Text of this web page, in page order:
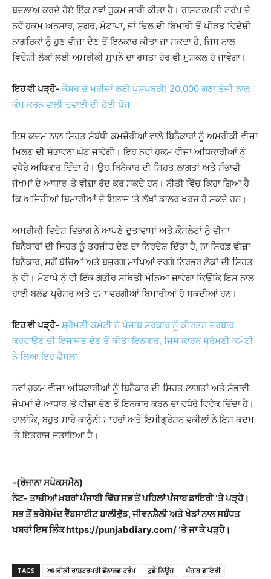
ਬਦਲਾਅ ਕਰਦੇ ਹੋਏ ਇੱਕ ਨਵਾਂ ਹੁਕਮ ਜਾਰੀ ਕੀਤਾ ਹੈ। ਰਾਸ਼ਟਰਪਤੀ ਟਰੰਪ ਦੇ
ਨਵੇਂ ਹੁਕਮ ਅਨੁਸਾਰ, ਸ਼ੂਗਰ, ਮੋਟਾਪਾ, ਜਾਂ ਦਿਲ ਦੀ ਬਿਮਾਰੀ ਤੋਂ ਪੀੜਤ ਵਿਦੇਸ਼ੀ
ਨਾਗਰਿਕਾਂ ਨੂੰ ਹੁਣ ਵੀਜ਼ਾ ਦੇਣ ਤੋਂ ਇਨਕਾਰ ਕੀਤਾ ਜਾ ਸਕਦਾ ਹੈ, ਜਿਸ ਨਾਲ
ਵਿਦੇਸ਼ੀ ਲੋਕਾਂ ਲਈ ਅਮਰੀਕੀ ਸੁਪਨੇ ਦਾ ਰਸਤਾ ਹੋਰ ਵੀ ਮੁਸ਼ਕਲ ਹੋ ਜਾਵੇਗਾ।
ਇਹ ਵੀ ਪੜ੍ਹੋ- ਕੈਂਸਰ ਦੇ ਮਰੀਜ਼ਾਂ ਲਈ ਖੁਸ਼ਖਬਰੀ! 20,000 ਗੁਣਾ ਤੇਜ਼ੀ ਨਾਲ
ਕੰਮ ਕਰਨ ਵਾਲੀ ਦਵਾਈ ਦੀ ਹੋਈ ਖੋਜ
ਇਸ ਕਦਮ ਨਾਲ ਸਿਹਤ ਸੰਬੰਧੀ ਕਮਜ਼ੋਰੀਆਂ ਵਾਲੇ ਬਿਨੈਕਾਰਾਂ ਨੂੰ ਅਮਰੀਕੀ ਵੀਜ਼ਾ
ਮਿਲਣ ਦੀ ਸੰਭਾਵਨਾ ਘੱਟ ਜਾਵੇਗੀ। ਇਹ ਨਵਾਂ ਹੁਕਮ ਵੀਜ਼ਾ ਅਧਿਕਾਰੀਆਂ ਨੂੰ
ਵਧੇਰੇ ਅਧਿਕਾਰ ਦਿੰਦਾ ਹੈ। ਉਹ ਬਿਨੈਕਾਰ ਦੀ ਸਿਹਤ ਲਾਗਤਾਂ ਅਤੇ ਸੰਭਾਵੀ
ਜੋਖਮਾਂ ਦੇ ਆਧਾਰ ‘ਤੇ ਵੀਜ਼ਾ ਰੱਦ ਕਰ ਸਕਦੇ ਹਨ। ਨੀਤੀ ਵਿੱਚ ਕਿਹਾ ਗਿਆ ਹੈ
ਕਿ ਅਜਿਹੀਆਂ ਬਿਮਾਰੀਆਂ ਦੇ ਇਲਾਜ ‘ਤੇ ਲੱਖਾਂ ਡਾਲਰ ਖਰਚ ਹੋ ਸਕਦੇ ਹਨ।
ਅਮਰੀਕੀ ਵਿਦੇਸ਼ ਵਿਭਾਗ ਨੇ ਆਪਣੇ ਦੂਤਾਵਾਸਾਂ ਅਤੇ ਕੌਂਸਲੇਟਾਂ ਨੂੰ ਵੀਜ਼ਾ
ਬਿਨੈਕਾਰਾਂ ਦੀ ਸਿਹਤ ਨੂੰ ਤਰਜੀਹ ਦੇਣ ਦਾ ਨਿਰਦੇਸ਼ ਦਿੱਤਾ ਹੈ, ਨਾ ਸਿਰਫ਼ ਵੀਜ਼ਾ
ਬਿਨੈਕਾਰ, ਸਗੋਂ ਬੱਚਿਆਂ ਅਤੇ ਬਜ਼ੁਰਗ ਮਾਪਿਆਂ ਵਰਗੇ ਨਿਰਭਰ ਲੋਕਾਂ ਦੀ ਸਿਹਤ
ਨੂੰ ਵੀ। ਮੋਟਾਪੇ ਨੂੰ ਵੀ ਇੱਕ ਗੰਭੀਰ ਸਥਿਤੀ ਮੰਨਿਆ ਜਾਵੇਗਾ ਕਿਉਂਕਿ ਇਸ ਨਾਲ
ਹਾਈ ਬਲੱਡ ਪ੍ਰੈਸ਼ਰ ਅਤੇ ਦਮਾ ਵਰਗੀਆਂ ਬਿਮਾਰੀਆਂ ਹੋ ਸਕਦੀਆਂ ਹਨ।
ਇਹ ਵੀ ਪੜ੍ਹੋ- ਸ਼੍ਰੋਮਣੀ ਕਮੇਟੀ ਨੇ ਪੰਜਾਬ ਸਰਕਾਰ ਨੂੰ ਕੀਰਤਨ ਦਰਬਾਰ
ਕਰਵਾਉਣ ਦੀ ਇਜਾਜ਼ਤ ਦੇਣ ਤੋਂ ਕੀਤਾ ਇਨਕਾਰ, ਜਿਸ ਕਾਰਨ ਸ਼੍ਰੋਮਣੀ ਕਮੇਟੀ
ਨੇ ਲਿਆ ਇਹ ਫੈਸਲਾ
ਨਵਾਂ ਹੁਕਮ ਵੀਜ਼ਾ ਅਧਿਕਾਰੀਆਂ ਨੂੰ ਬਿਨੈਕਾਰ ਦੀ ਸਿਹਤ ਲਾਗਤਾਂ ਅਤੇ ਸੰਭਾਵੀ
ਜੋਖਮਾਂ ਦੇ ਆਧਾਰ ‘ਤੇ ਵੀਜ਼ਾ ਦੇਣ ਤੋਂ ਇਨਕਾਰ ਕਰਨ ਦਾ ਵਧੇਰੇ ਵਿਵੇਕ ਦਿੰਦਾ ਹੈ।
ਹਾਲਾਂਕਿ, ਬਹੁਤ ਸਾਰੇ ਕਾਨੂੰਨੀ ਮਾਹਰਾਂ ਅਤੇ ਇਮੀਗ੍ਰੇਸ਼ਨ ਵਕੀਲਾਂ ਨੇ ਇਸ ਕਦਮ
‘ਤੇ ਇਤਰਾਜ਼ ਜਤਾਇਆ ਹੈ।
-(ਰੋਜਾਨਾ ਸਪੋਕਸਮੈਨ)
ਨੋਟ- ਤਾਜ਼ੀਆਂ ਖ਼ਬਰਾਂ ਪੰਜਾਬੀ ਵਿੱਚ ਸਭ ਤੋਂ ਪਹਿਲਾਂ ਪੰਜਾਬ ਡਾਇਰੀ ‘ਤੇ ਪੜ੍ਹੋ।
ਸਭ ਤੋਂ ਭਰੋਸੇਮੰਦ ਵੈੱਬਸਾਈਟ ਬਾਲੀਵੁੱਡ, ਜੀਵਨਸ਼ੈਲੀ ਅਤੇ ਖੇਡਾਂ ਨਾਲ ਸਬੰਧਤ
ਖਬਰਾਂ ਇਸ ਲਿੰਕ https://punjabdiary.com/ ‘ਤੇ ਜਾ ਕੇ ਪੜ੍ਹੋ।
TAGS ਅਮਰੀਕੀ ਰਾਸ਼ਟਰਪਤੀ ਡੋਨਾਲਡ ਟਰੰਪ ਟੁਡੇ ਨਿਊਜ ਪੰਜਾਬ ਡਾਇਰੀ